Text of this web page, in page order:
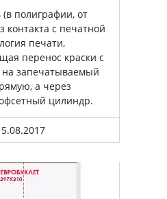
полиграфии, от
контакта с печатной
печати,
перенос краски с
запечатываемый
а через
цилиндр.